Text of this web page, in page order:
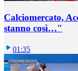
Calciomercato,
stanno così…"
01:35